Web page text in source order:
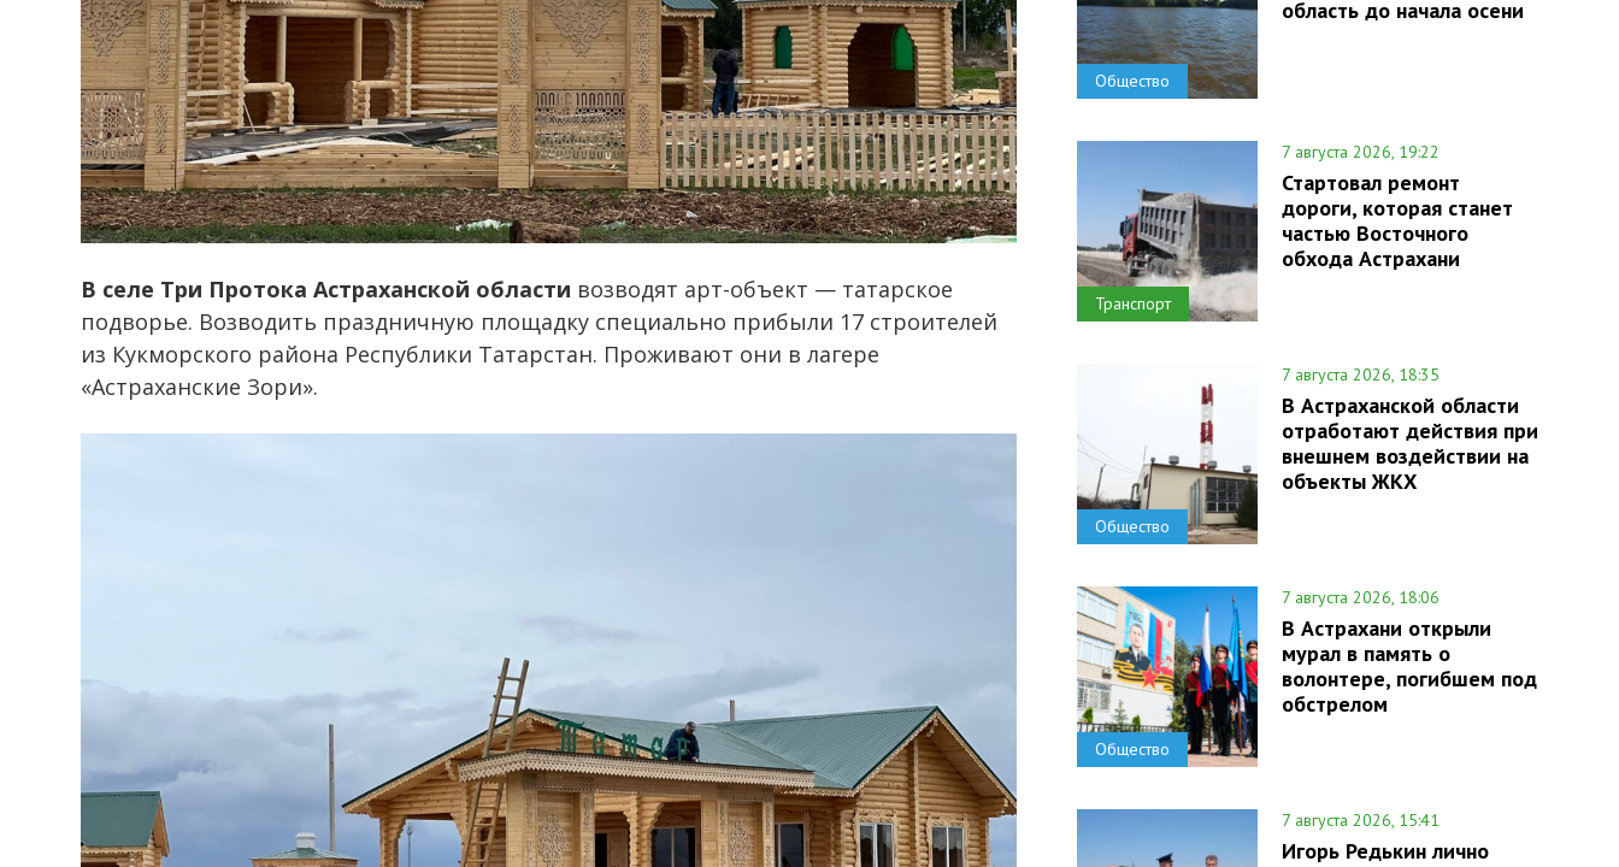
В селе Три Протока Астраханской области возводят арт-объект — татарское
подворье. Возводить праздничную площадку специально прибыли 17 строителей
из Кукморского района Республики Татарстан. Проживают они в лагере
«Астраханские Зори».
Общество
область до начала осени
Транспорт
7 августа 2026, 19:22
Стартовал ремонт
дороги, которая станет
частью Восточного
обхода Астрахани
Общество
7 августа 2026, 18:35
В Астраханской области
отработают действия при
внешнем воздействии на
объекты ЖКХ
Общество
7 августа 2026, 18:06
В Астрахани открыли
мурал в память о
волонтере, погибшем под
обстрелом
7 августа 2026, 15:41
Игорь Редькин лично